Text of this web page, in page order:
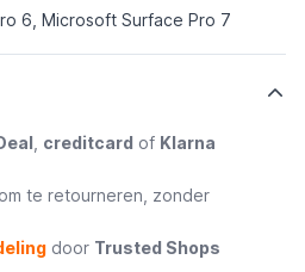
6, Microsoft Surface Pro 7
creditcard of Klarna
om te retourneren, zonder
door Trusted Shops